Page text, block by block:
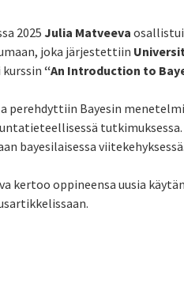
2025Julia Matveeva osallistui
joka järjestettiin
“An Introduction to
perehdyttiin Bayesin
bayesilaisessa viitekehyksessä.
kertoo oppineensa uusia